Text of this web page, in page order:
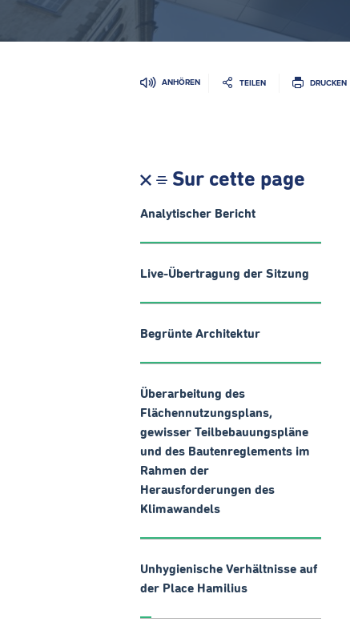
ANHÖREN TEILEN DRUCKEN
Sur cette page
Analytischer Bericht
Live-Übertragung der Sitzung
Begrünte Architektur
Überarbeitung des
Flächennutzungsplans,
gewisser Teilbebauungspläne
und des Bautenreglements im
Rahmen der
Herausforderungen des
Klimawandels
Unhygienische Verhältnisse auf
der Place Hamilius